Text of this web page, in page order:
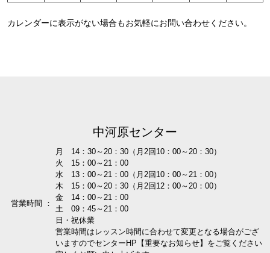
カレンダーに表示がない場合もお気軽にお問い合わせください。
中河原センター
営業時間 ：
月 14：30～20：30（月2回10：00～20：30）
火 15：00～21：00
水 13：00～21：00（月2回10：00～21：00）
木 15：00～20：30（月2回12：00～20：00）
金 14：00～21：00
土 09：45～21：00
日・祝休業
営業時間はレッスン時間に合わせて変更となる場合がござ
いますのでセンターHP【重要なお知らせ】をご覧ください